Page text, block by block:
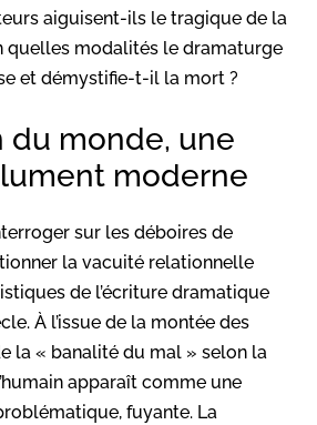
aiguisent-ils le tragique de la
quelles modalités le dramaturge
et démystifie-t-il la mort ?
du monde, une
moderne
sur les déboires de
la vacuité relationnelle
de l’écriture dramatique
À l’issue de la montée des
la « banalité du mal » selon la
apparaît comme une
fuyante. La